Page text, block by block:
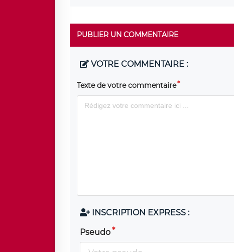
PUBLIER UN COMMENTAIRE
VOTRE COMMENTAIRE :
Texte de votre commentaire
INSCRIPTION EXPRESS :
Pseudo